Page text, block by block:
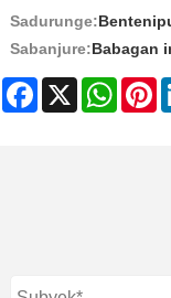
Sadurunge:
Sabanjure:Babagan
Facebook
X